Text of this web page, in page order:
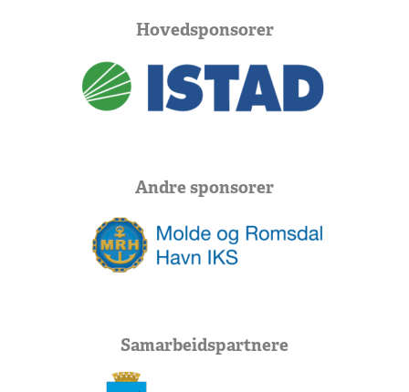
Hovedsponsorer
Andre sponsorer
Samarbeidspartnere